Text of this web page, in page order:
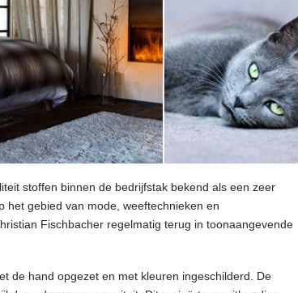
stoffen binnen de bedrijfstak bekend als een zeer
het gebied van mode, weeftechnieken en
Fischbacher regelmatig terug in toonaangevende
de hand opgezet en met kleuren ingeschilderd. De